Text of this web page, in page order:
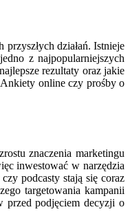
działań. Istnieje
z najpopularniejszych
rezultaty oraz jakie
online czy prośby o
znaczenia marketingu
inwestować w narzędzia
podcasty stają się coraz
targetowania kampanii
przed podjęciem decyzji o